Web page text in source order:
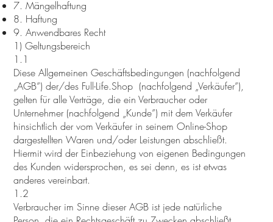
7. Mängelhaftung
8. Haftung
9. Anwendbares Recht
1) Geltungsbereich
1.1
Diese Allgemeinen Geschäftsbedingungen (nachfolgend
„AGB”) der/des Full-Life.Shop (nachfolgend „Verkäufer”),
gelten für alle Verträge, die ein Verbraucher oder
Unternehmer (nachfolgend „Kunde”) mit dem Verkäufer
hinsichtlich der vom Verkäufer in seinem Online-Shop
dargestellten Waren und/oder Leistungen abschließt.
Hiermit wird der Einbeziehung von eigenen Bedingungen
des Kunden widersprochen, es sei denn, es ist etwas
anderes vereinbart.
1.2
Verbraucher im Sinne dieser AGB ist jede natürliche